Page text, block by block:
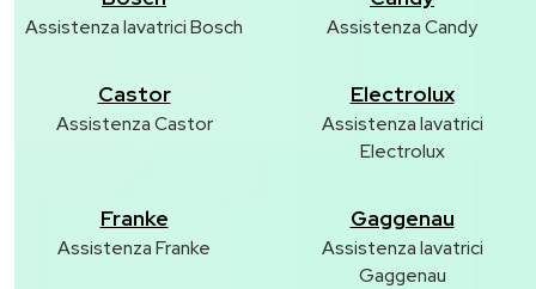
Assistenza lavatrici Bosch Assistenza Candy
Castor
Assistenza Castor
Electrolux
Assistenza lavatrici
Electrolux
Franke
Assistenza Franke
Gaggenau
Assistenza lavatrici
Gaggenau